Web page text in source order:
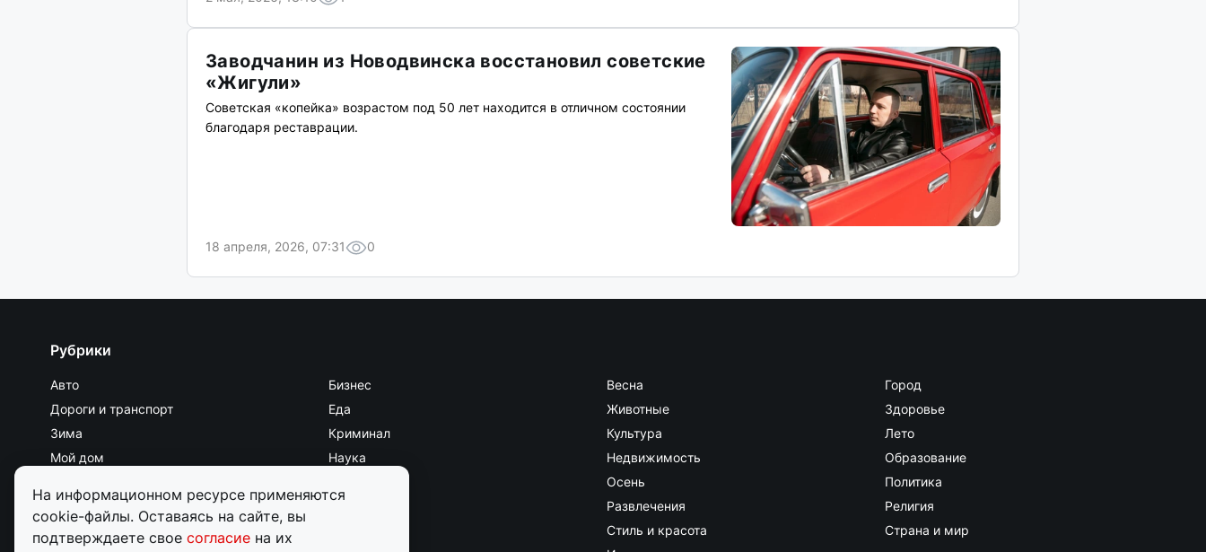
На информационном ресурсе применяются
cookie-файлы. Оставаясь на сайте, вы
подтверждаете свое согласие на их
Заводчанин из Новодвинска восстановил советские
«Жигули»
Советская «копейка» возрастом под 50 лет находится в отличном состоянии
благодаря реставрации.
18 апреля, 2026, 07:31 0
Рубрики
Авто Бизнес Весна
Город
Дороги и транспорт
Еда Животные
Здоровье
Зима
Криминал Культура
Лето
Мой дом
Наука Недвижимость
Образование
Осень
Политика
Происшествия
Работа Развлечения
Религия
Стиль и красота
Страна и мир